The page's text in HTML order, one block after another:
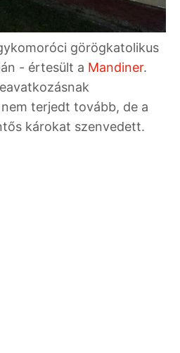
görögkatolikus
- értesült a Mandiner.
terjedt tovább, de a
károkat szenvedett.